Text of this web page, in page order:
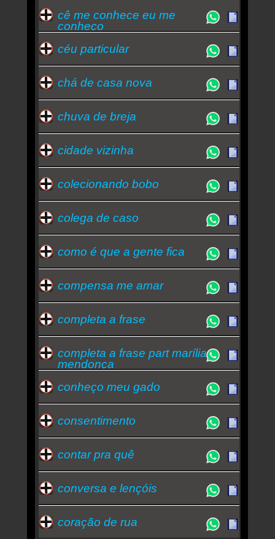
cê me conhece eu me
conheço
céu particular
chá de casa nova
chuva de breja
cidade vizinha
colecionando bobo
colega de caso
como é que a gente fica
compensa me amar
completa a frase
completa a frase part marília
mendonça
conheço meu gado
consentimento
contar pra quê
conversa e lençóis
coração de rua